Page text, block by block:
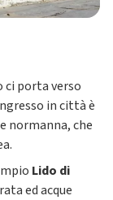
porta verso
in città è
normanna, che
Lido di
ed acque